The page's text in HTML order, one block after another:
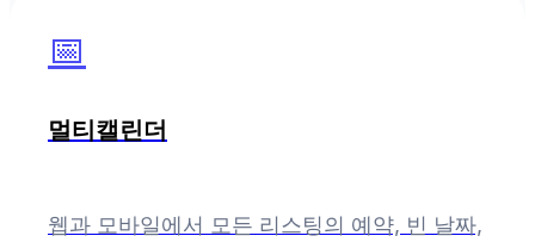
📅
멀티캘린더
웹과 모바일에서 모든 리스팅의 예약, 빈 날짜,